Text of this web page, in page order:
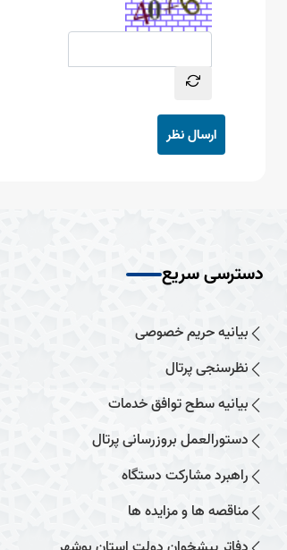
ارسال نظر
دسترسی سریع
بیانیه حریم خصوصی
نظرسنجی پرتال
بیانیه سطح توافق خدمات
دستورالعمل بروزرسانی پرتال
راهبرد مشارکت دستگاه
مناقصه ها و مزایده ها